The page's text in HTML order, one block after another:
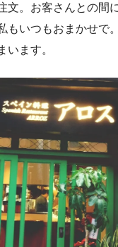
文。お客さんとの間
もいつもおまかせで
います。